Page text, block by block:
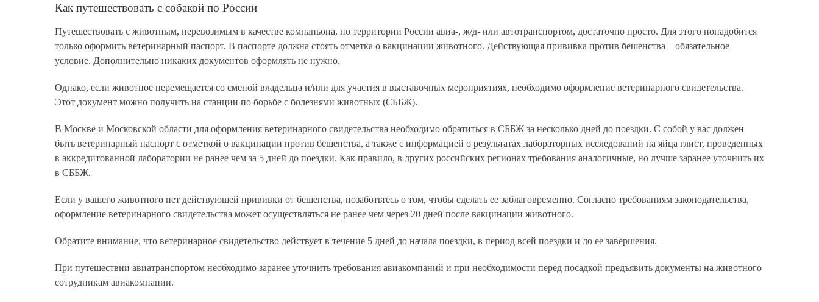
Как путешествовать с собакой по России
Путешествовать с животным, перевозимым в качестве компаньона, по территории России авиа-, ж/д- или автотранспортом, достаточно просто. Для этого понадобится
только оформить ветеринарный паспорт. В паспорте должна стоять отметка о вакцинации животного. Действующая прививка против бешенства – обязательное
условие. Дополнительно никаких документов оформлять не нужно.
Однако, если животное перемещается со сменой владельца и/или для участия в выставочных мероприятиях, необходимо оформление ветеринарного свидетельства.
Этот документ можно получить на станции по борьбе с болезнями животных (СББЖ).
В Москве и Московской области для оформления ветеринарного свидетельства необходимо обратиться в СББЖ за несколько дней до поездки. С собой у вас должен
быть ветеринарный паспорт с отметкой о вакцинации против бешенства, а также с информацией о результатах лабораторных исследований на яйца глист, проведенных
в аккредитованной лаборатории не ранее чем за 5 дней до поездки. Как правило, в других российских регионах требования аналогичные, но лучше заранее уточнить их
в СББЖ.
Если у вашего животного нет действующей прививки от бешенства, позаботьтесь о том, чтобы сделать ее заблаговременно. Согласно требованиям законодательства,
оформление ветеринарного свидетельства может осуществляться не ранее чем через 20 дней после вакцинации животного.
Обратите внимание, что ветеринарное свидетельство действует в течение 5 дней до начала поездки, в период всей поездки и до ее завершения.
При путешествии авиатранспортом необходимо заранее уточнить требования авиакомпаний и при необходимости перед посадкой предъявить документы на животного
сотрудникам авиакомпании.